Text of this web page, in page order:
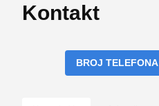
Kontakt
BROJ TELEFONA